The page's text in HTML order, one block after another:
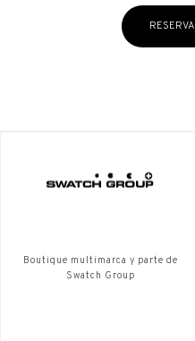
Boutique multimarca y parte de
Swatch Group